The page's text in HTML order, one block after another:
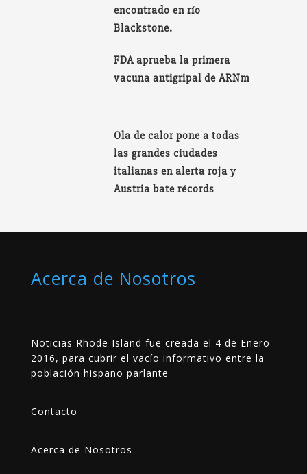
encontrado en río
Blackstone.
FDA aprueba la primera
vacuna antigripal de ARNm
Ola de calor pone a todas
las grandes ciudades
italianas en alerta roja y
Austria bate récords
Acerca de Nosotros
Noticias Rhode Island fue creada el 4 de Enero
2016, para cubrir el vacío informativo entre la
población hispano parlante
Contacto
Acerca de Nosotros